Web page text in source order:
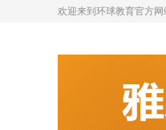
欢迎来到环球教育官方网